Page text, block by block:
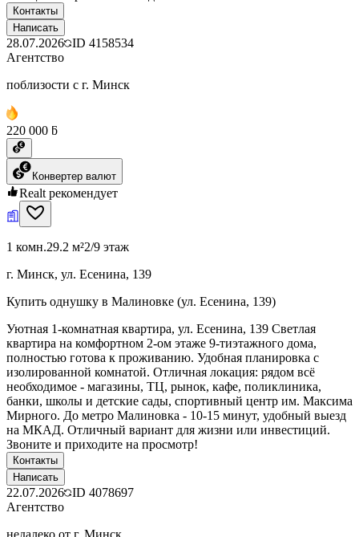
Контакты
Написать
28.07.2026 ID 4158534
Агентство
поблизости с г. Минск
220 000 ƃ
Конвертер валют
Realt рекомендует
1 комн.29.2 м²2/9 этаж
г. Минск, ул. Есенина, 139
Купить однушку в Малиновке (ул. Есенина, 139)
Уютная 1-комнатная квартира, ул. Есенина, 139 Светлая
квартира на комфортном 2-ом этаже 9-тиэтажного дома,
полностью готова к проживанию. Удобная планировка с
изолированной комнатой. Отличная локация: рядом всё
необходимое - магазины, ТЦ, рынок, кафе, поликлиника,
банки, школы и детские сады, спортивный центр им. Максима
Мирного. До метро Малиновка - 10-15 минут, удобный выезд
на МКАД. Отличный вариант для жизни или инвестиций.
Звоните и приходите на просмотр!
Контакты
Написать
22.07.2026 ID 4078697
Агентство
недалеко от г. Минск